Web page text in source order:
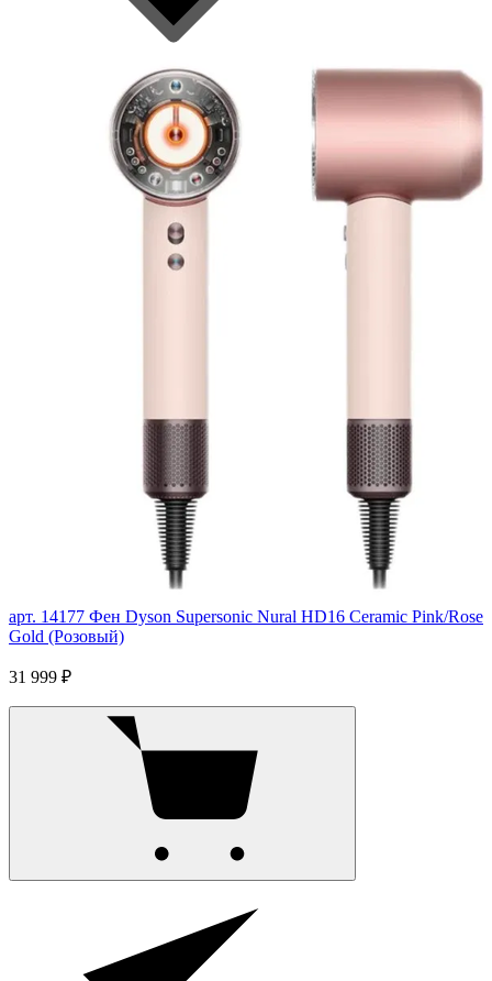
арт. 14177 Фен Dyson Supersonic Nural HD16 Ceramic Pink/Rose
Gold (Розовый)
31 999 ₽